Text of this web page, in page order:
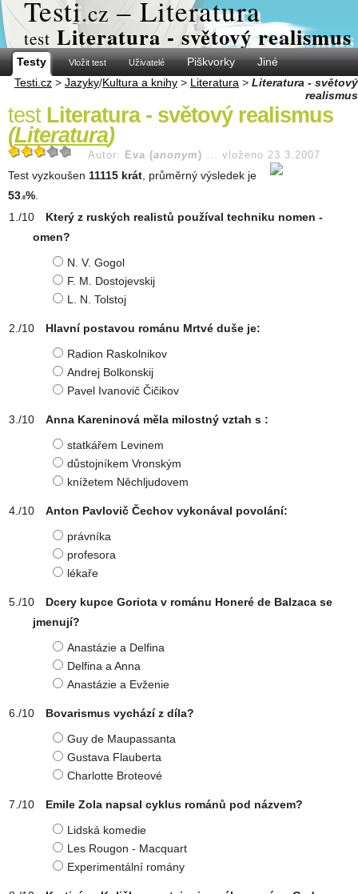
Testi.cz – Literatura
test Literatura - světový realismus
Testy Vložit test Uživatelé Piškvorky
Jiné
Testi.cz > Jazyky/Kultura a knihy > Literatura > Literatura - světový
realismus
test Literatura - světový realismus
(Literatura)
Autor: Eva (anonym ) ... vloženo 23.3.2007
Test vyzkoušen 11115 krát , průměrný výsledek je
53 .8%
Který z ruských realistů používal techniku nomen -
omen?
N. V. Gogol
F. M. Dostojevskij
L. N. Tolstoj
Hlavní postavou románu Mrtvé duše je:
Radion Raskolnikov
Andrej Bolkonskij
Pavel Ivanovič Čičikov
Anna Kareninová měla milostný vztah s :
statkářem Levinem
důstojníkem Vronským
knížetem Něchljudovem
Anton Pavlovič Čechov vykonával povolání:
právníka
profesora
lékaře
Dcery kupce Goriota v románu Honeré de Balzaca se
jmenují?
Anastázie a Delfina
Delfina a Anna
Anastázie a Evženie
Bovarismus vychází z díla?
Guy de Maupassanta
Gustava Flauberta
Charlotte Broteové
Emile Zola napsal cyklus románů pod názvem?
Lidská komedie
Les Rougon - Macquart
Experimentální romány